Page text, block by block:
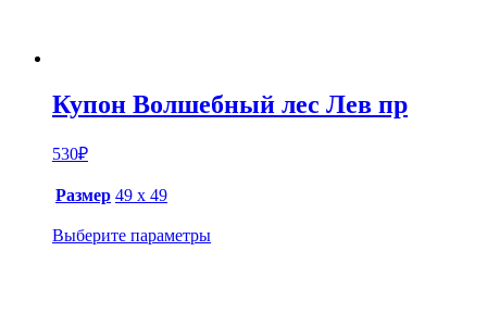
Купон Волшебный лес Лев пр
530₽
Размер 49 х 49
Выберите параметры